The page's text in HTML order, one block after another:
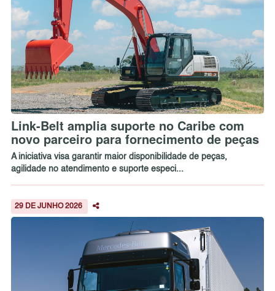
Link-Belt amplia suporte no Caribe com
novo parceiro para fornecimento de peças
A iniciativa visa garantir maior disponibilidade de peças,
agilidade no atendimento e suporte especi...
29 DE JUNHO 2026